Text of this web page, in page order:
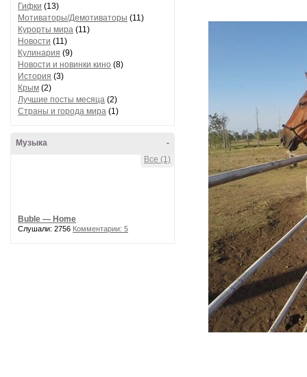
Гифки (13)
Мотиваторы/Демотиваторы (11)
Курорты мира (11)
Новости (11)
Кулинария (9)
Новости и новинки кино (8)
История (3)
Крым (2)
Лучшие посты месяца (2)
Страны и города мира (1)
-
Музыка
Все (1)
Buble — Home
Слушали: 2756 Комментарии: 5